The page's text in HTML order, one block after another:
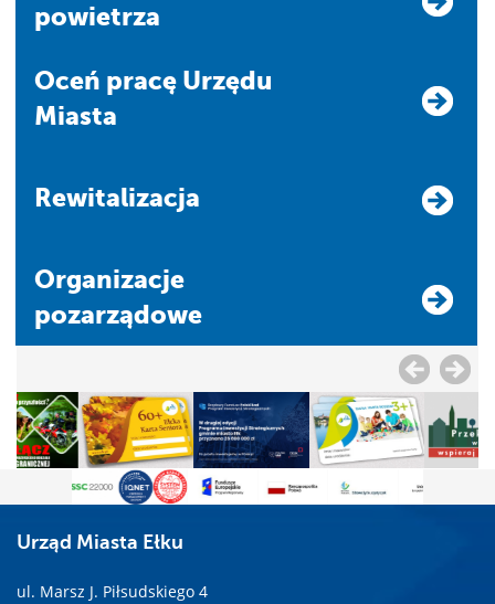
powietrza
Oceń pracę Urzędu
Miasta
Rewitalizacja
Organizacje
pozarządowe
Urząd Miasta Ełku
ul. Marsz J. Piłsudskiego 4